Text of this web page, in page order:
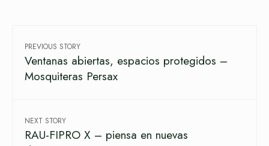
PREVIOUS STORY
Ventanas abiertas, espacios protegidos –
Mosquiteras Persax
NEXT STORY
RAU-FIPRO X – piensa en nuevas